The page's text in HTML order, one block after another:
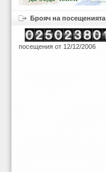
Брояч на посещенията
посещения от 12/12/2006